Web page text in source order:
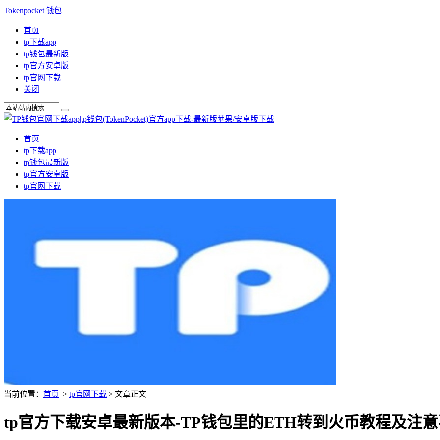
Tokenpocket 钱包
首页
tp下载app
tp钱包最新版
tp官方安卓版
tp官网下载
关闭
首页
tp下载app
tp钱包最新版
tp官方安卓版
tp官网下载
当前位置： 首页 > tp官网下载 > 文章正文
tp官方下载安卓最新版本-TP钱包里的ETH转到火币教程及注